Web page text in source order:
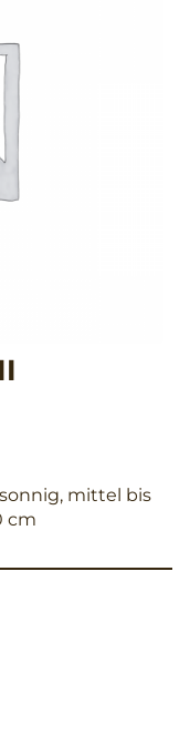
mittel bis
cm